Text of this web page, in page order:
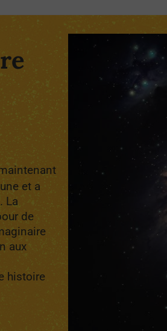
et a
La
de
aux
histoire